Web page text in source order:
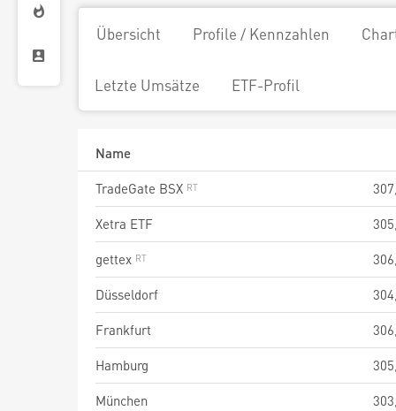
Übersicht Profile / Kennzahlen
Letzte Umsätze ETF-Profil
Name
TradeGate BSX
Xetra ETF
gettex
Düsseldorf
Frankfurt
Hamburg
München